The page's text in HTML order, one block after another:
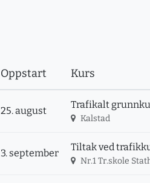
Oppstart Kurs
25. august
Trafikalt
Kalstad
3. september
Tiltak ved
Nr.1 Tr.skole